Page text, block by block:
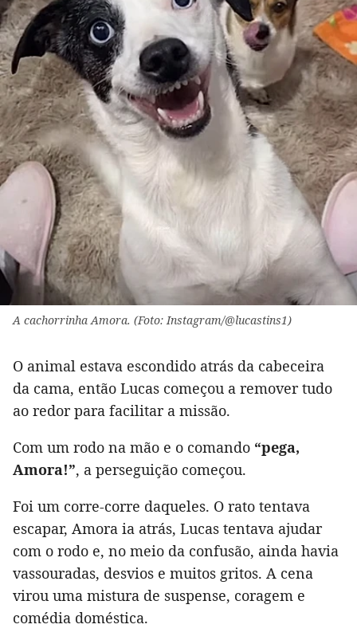
A cachorrinha Amora. (Foto: Instagram/@lucastins1)
O animal estava escondido atrás da cabeceira
da cama, então Lucas começou a remover tudo
ao redor para facilitar a missão.
Com um rodo na mão e o comando “pega,
Amora!”, a perseguição começou.
Foi um corre-corre daqueles. O rato tentava
escapar, Amora ia atrás, Lucas tentava ajudar
com o rodo e, no meio da confusão, ainda havia
vassouradas, desvios e muitos gritos. A cena
virou uma mistura de suspense, coragem e
comédia doméstica.